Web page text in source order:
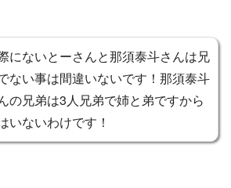
にないとーさんと那須泰斗さんは兄
ない事は間違いないです！那須泰斗
の兄弟は3人兄弟で姉と弟ですから
いないわけです！